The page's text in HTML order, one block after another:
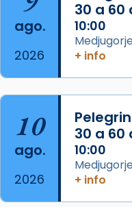
2 weeks ago
Aquest dilluns, 27
missa d’acció de
comitè
del Sant Pare Lleó
col·laboradors, a
L’arquebisbe de
Josep Omella, ha
concelebrat el
Mons. David
📸 Dr. G. Simón
ago.
2026
30 a 60
10:00
+ info
10
ago.
2026
30 a 60
10:00
+ info